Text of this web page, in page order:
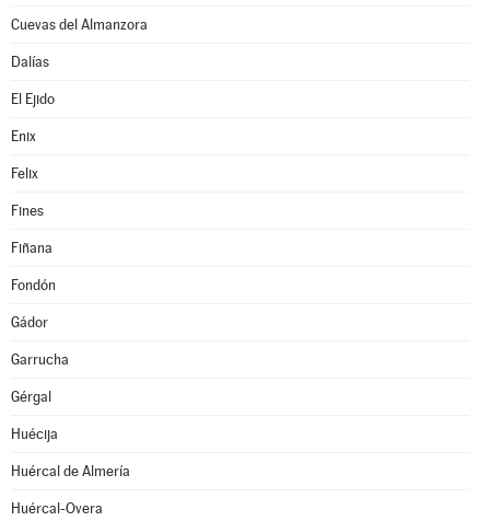
Cuevas del Almanzora
Dalías
El Ejido
Enix
Felix
Fines
Fiñana
Fondón
Gádor
Garrucha
Gérgal
Huécija
Huércal de Almería
Huércal-Overa